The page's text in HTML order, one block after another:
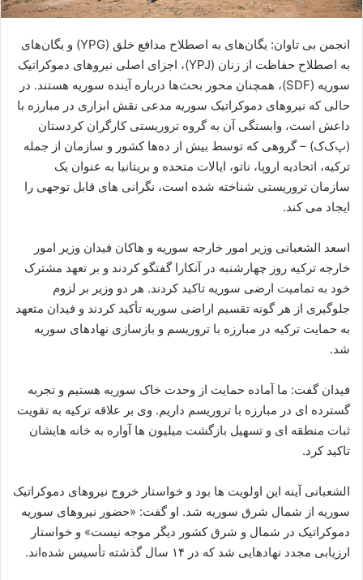
انجمن بی تاوان: یگان‌های به اصطلاح مدافع خلق (YPG) و یگان‌های
به اصطلاح حفاظت از زنان (YPJ)، اجزای اصلی نیروهای دموکراتیک
سوریه (SDF)، همچنان محور بحث‌ها درباره آینده سوریه هستند. در
حالی که نیروهای دموکراتیک سوریه مدعی نقش ابزاری در مبارزه با
داعش است، وابستگی آن به گروه تروریستی کارگران کردستان
(پ‌ک‌ک) – گروهی که توسط بیش از ده‌ها کشور و سازمان از جمله
ترکیه، اتحادیه اروپا، ناتو، ایالات متحده و بریتانیا به عنوان یک
سازمان تروریستی شناخته شده است، نگرانی های قابل توجهی را
ایجاد می کند.
اسعد الشعبانی وزیر امور خارجه سوریه و هاکان فیدان وزیر امور
خارجه ترکیه روز چهارشنبه در آنکارا گفتگو کردند و بر تعهد مشترک
خود به تمامیت ارضی سوریه تاکید کردند. هر دو وزیر بر لزوم
جلوگیری از هر گونه تقسیم اراضی سوریه تأکید کردند و فیدان متعهد
به حمایت ترکیه در مبارزه با تروریسم و ​​بازسازی نهادهای سوریه
شد.
فیدان گفت: ما آماده حمایت از وحدت خاک سوریه هستیم و تجربه
گسترده ای در مبارزه با تروریسم داریم. وی بر علاقه ترکیه به تقویت
ثبات منطقه ای و تسهیل بازگشت میلیون ها آواره به خانه هایشان
تاکید کرد.
الشعبانی آینه این اولویت ها بود و خواستار خروج نیروهای دموکراتیک
سوریه از شمال شرق سوریه شد. او گفت: «حضور نیروهای سوریه
دموکراتیک در شمال و شرق کشور دیگر موجه نیست» و خواستار
ارزیابی مجدد نهادهایی شد که در ۱۴ سال گذشته تأسیس شده‌اند.